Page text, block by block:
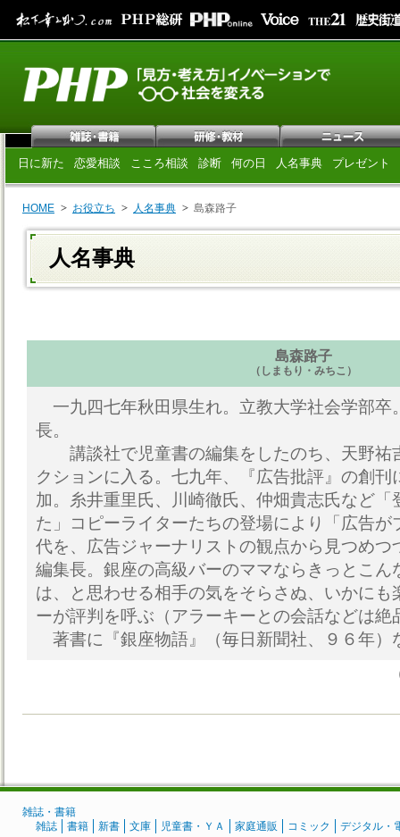
日に新た 恋愛相談 こころ相談 診断 何の日 人名事典 プレゼント
HOME お役立ち 人名事典 島森路子
人名事典
島森路子
（しまもり・みちこ）
一九四七年秋田県生れ。立教大学社会学部卒
長。
講談社で児童書の編集をしたのち、天野祐
クションに入る。七九年、『広告批評』の創刊
加。糸井重里氏、川崎徹氏、仲畑貴志氏など「
た」コピーライターたちの登場により「広告が
代を、広告ジャーナリストの観点から見つめつ
編集長。銀座の高級バーのママならきっとこん
は、と思わせる相手の気をそらさぬ、いかにも
ーが評判を呼ぶ（アラーキーとの会話などは絶
著書に『銀座物語』（毎日新聞社、９６年）
雑誌・書籍
雑誌
書籍 新書 文庫 児童書・ＹＡ 家庭通販 コミック デジタル・